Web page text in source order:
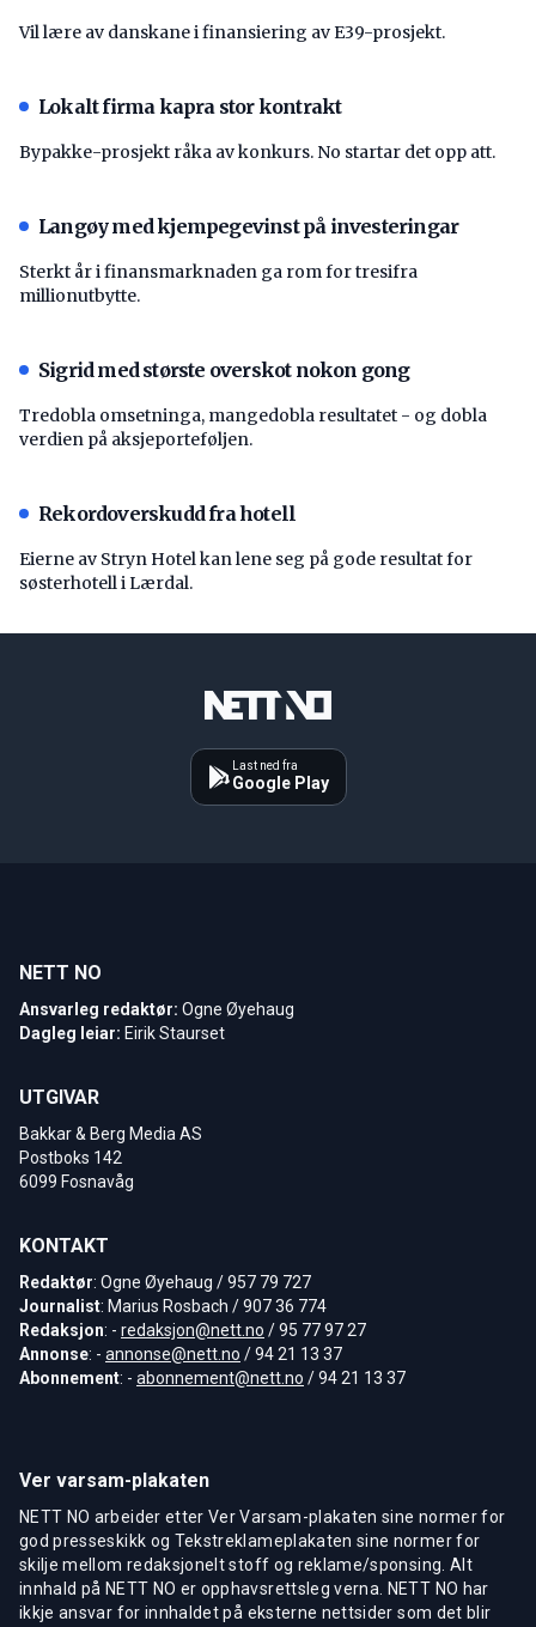
Vil lære av danskane i finansiering av E39-prosjekt.
Lokalt firma kapra stor kontrakt
Bypakke-prosjekt råka av konkurs. No startar det opp att.
Langøy med kjempegevinst på investeringar
Sterkt år i finansmarknaden ga rom for tresifra
millionutbytte.
Sigrid med største overskot nokon gong
Tredobla omsetninga, mangedobla resultatet - og dobla
verdien på aksjeporteføljen.
Rekordoverskudd fra hotell
Eierne av Stryn Hotel kan lene seg på gode resultat for
søsterhotell i Lærdal.
Last ned fra
Google Play
NETT NO
Ansvarleg redaktør: Ogne Øyehaug
Dagleg leiar: Eirik Staurset
UTGIVAR
Bakkar & Berg Media AS
Postboks 142
6099 Fosnavåg
KONTAKT
Redaktør: Ogne Øyehaug / 957 79 727
Journalist: Marius Rosbach / 907 36 774
Redaksjon: - redaksjon@nett.no / 95 77 97 27
Annonse: - annonse@nett.no / 94 21 13 37
Abonnement: - abonnement@nett.no / 94 21 13 37
Ver varsam-plakaten
NETT NO arbeider etter Ver Varsam-plakaten sine normer for
god presseskikk og Tekstreklameplakaten sine normer for
skilje mellom redaksjonelt stoff og reklame/sponsing. Alt
innhald på NETT NO er opphavsrettsleg verna. NETT NO har
ikkje ansvar for innhaldet på eksterne nettsider som det blir